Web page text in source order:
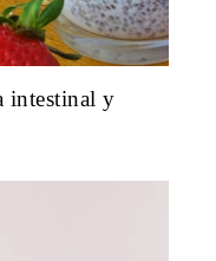
intestinal y